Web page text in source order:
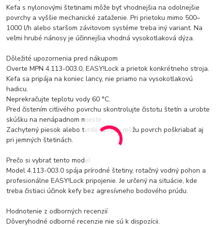
Kefa s nylonovými štetinami môže byť vhodnejšia na odolnejšie
povrchy a vyššie mechanické zaťaženie. Pri prietoku mimo 500–
1000 l/h alebo staršom závitovom systéme treba iný variant. Na
veľmi hrubé nánosy je účinnejšia vhodná vysokotlaková dýza.
Dôležité upozornenia pred nákupom
Overte MPN 4.113-003.0, EASY!Lock a prietok konkrétneho stroja.
Kefa sa pripája na koniec lancy, nie priamo na vysokotlakovú
hadicu.
Neprekračujte teplotu vody 60 °C.
Pred čistením citlivého povrchu skontrolujte čistotu štetín a urobte
skúšku na nenápadnom mieste.
Zachytený piesok alebo tvrdé častice môžu povrch poškriabať aj
pri jemných štetinách.
Prečo si vybrať tento model
Model 4.113-003.0 spája prírodné štetiny, rotačný vodný pohon a
profesionálne EASY!Lock pripojenie. Je určený na situácie, kde
treba čistiaci účinok kefy bez agresívneho bodového prúdu.
Hodnotenie z odborných recenzií
Dôveryhodné odborné recenzie nie sú k dispozícii.